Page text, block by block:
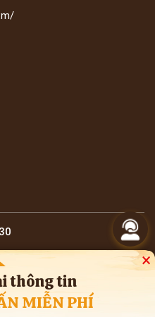
thông tin
MIỄN PHÍ
×
MXH